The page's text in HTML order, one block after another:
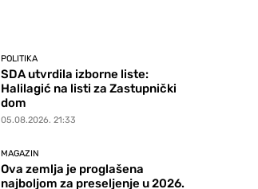
POLITIKA
SDA utvrdila izborne liste:
Halilagić na listi za Zastupnički
dom
05.08.2026. 21:33
MAGAZIN
Ova zemlja je proglašena
najboljom za preseljenje u 2026.